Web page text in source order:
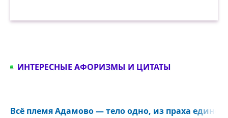
ИНТЕРЕСНЫЕ АФОРИЗМЫ И ЦИТАТЫ
Всё племя Адамово — тело одно, из праха